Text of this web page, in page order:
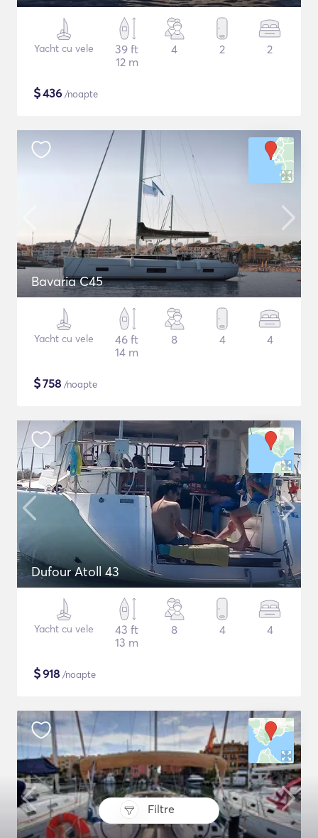
Filtre
Yacht cu vele
39 ft
12 m
4 2 2
$436 /noapte
Bavaria C45
Yacht cu vele
46 ft
14 m
8 4 4
$758 /noapte
Dufour Atoll 43
Yacht cu vele
43 ft
13 m
8 4 4
$918 /noapte